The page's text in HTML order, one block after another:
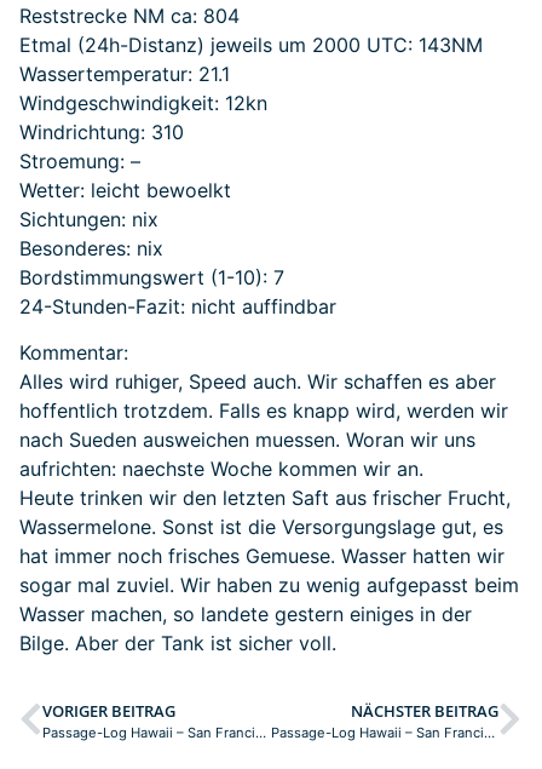
Reststrecke NM ca: 804
Etmal (24h-Distanz) jeweils um 2000 UTC: 143NM
Wassertemperatur: 21.1
Windgeschwindigkeit: 12kn
Windrichtung: 310
Stroemung: –
Wetter: leicht bewoelkt
Sichtungen: nix
Besonderes: nix
Bordstimmungswert (1-10): 7
24-Stunden-Fazit: nicht auffindbar
Kommentar:
Alles wird ruhiger, Speed auch. Wir schaffen es aber
hoffentlich trotzdem. Falls es knapp wird, werden wir
nach Sueden ausweichen muessen. Woran wir uns
aufrichten: naechste Woche kommen wir an.
Heute trinken wir den letzten Saft aus frischer Frucht,
Wassermelone. Sonst ist die Versorgungslage gut, es
hat immer noch frisches Gemuese. Wasser hatten wir
sogar mal zuviel. Wir haben zu wenig aufgepasst beim
Wasser machen, so landete gestern einiges in der
Bilge. Aber der Tank ist sicher voll.
VORIGER BEITRAG
Passage-Log Hawaii – San Francisco, Tag: 19
NÄCHSTER BEITRAG
Passage-Log Hawaii – San Francisco, Tag: 21